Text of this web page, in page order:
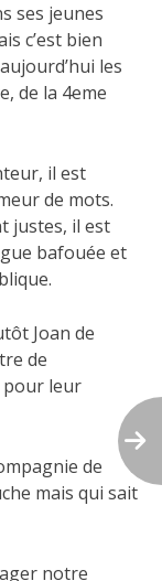
ses jeunes
c’est bien
les
de la 4eme
il est
de mots.
justes, il est
bafouée et
Joan de
de
pour leur
de
mais qui sait
notre